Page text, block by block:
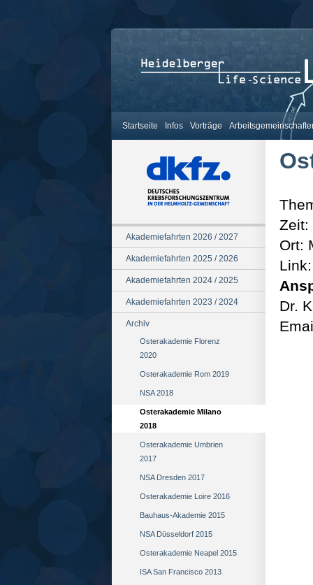
Startseite Infos Vorträge
Akademiefahrten 2026 / 2027
Akademiefahrten 2025 / 2026
Akademiefahrten 2024 / 2025
Akademiefahrten 2023 / 2024
Archiv
Osterakademie Florenz
2020
Osterakademie Rom 2019
NSA 2018
Osterakademie Milano
2018
Osterakademie Umbrien
2017
NSA Dresden 2017
Osterakademie Loire 2016
Bauhaus-Akademie 2015
NSA Düsseldorf 2015
Osterakademie Neapel 2015
ISA San Francisco 2013
Zeit:
Ort:
Dr.